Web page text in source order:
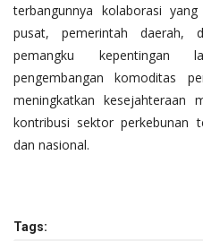
terbangunnya kolaborasi
pusat, pemerintah daerah,
pemangku kepentingan
pengembangan komoditas
meningkatkan kesejahteraan
kontribusi sektor perkebunan
dan nasional.
Tags: